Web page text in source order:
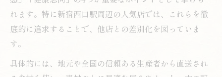
れます。特に新宿西口駅周辺の人気店では、これらを徹
底的に追求することで、他店との差別化を図っていま
す。
具体的には、地元や全国の信頼ある生産者から直送され